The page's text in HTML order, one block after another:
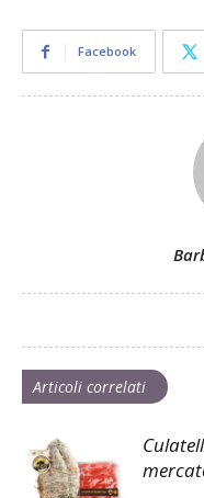
Facebook
Articoli correlati